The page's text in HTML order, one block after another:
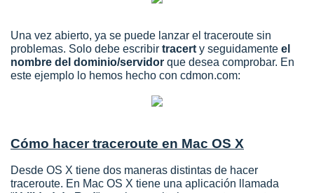
Una vez abierto, ya se puede lanzar el traceroute sin
problemas. Solo debe escribir tracert y seguidamente el
nombre del dominio/servidor que desea comprobar. En
este ejemplo lo hemos hecho con cdmon.com:
Cómo hacer traceroute en Mac OS X
Desde OS X tiene dos maneras distintas de hacer
traceroute. En Mac OS X tiene una aplicación llamada